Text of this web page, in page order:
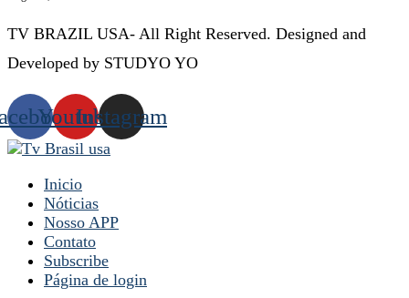
TV BRAZIL USA- All Right Reserved. Designed and
Developed by STUDYO YO
YoutubeInstagram
Inicio
Nóticias
Nosso APP
Contato
Subscribe
Página de login